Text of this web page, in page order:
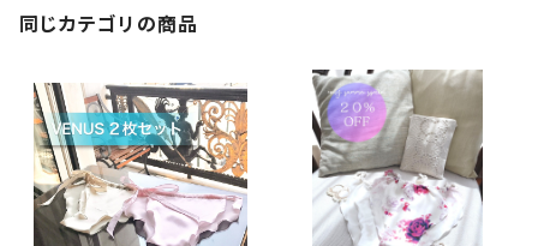
同じカテゴリの商品